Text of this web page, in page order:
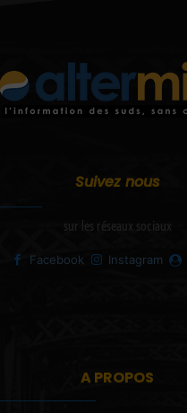
Suivez nous
sur les réseaux sociaux
Facebook Instagram
A PROPOS